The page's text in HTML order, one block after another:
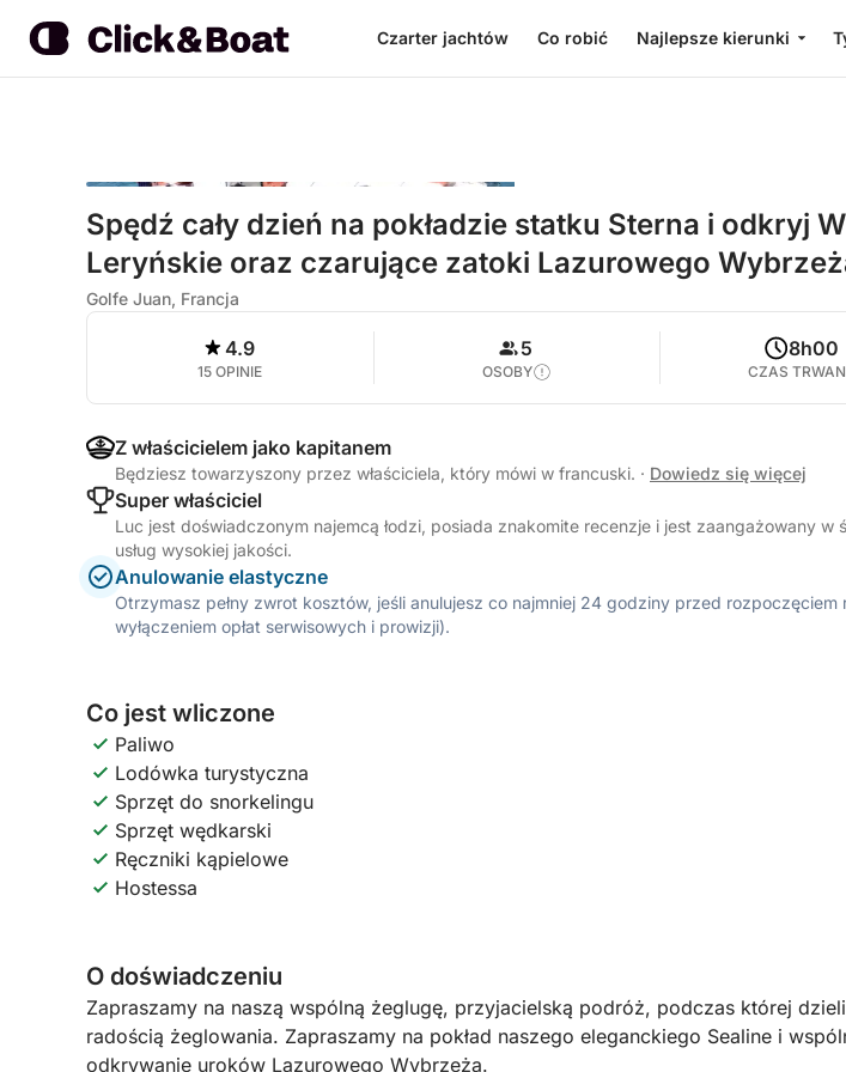
Czarter jachtów Co robić Najlepsze kierunki
Spędź cały dzień na pokładzie statku Sterna i odkryj
Leryńskie oraz czarujące zatoki Lazurowego
Golfe Juan, Francja
4.9
15 OPINIE
5
OSOBY
8h00
CZAS
Z właścicielem jako kapitanem
Będziesz towarzyszony przez właściciela, który mówi w francuski. · Dowiedz się więcej
Super właściciel
Luc jest doświadczonym najemcą łodzi, posiada znakomite recenzje i jest zaangażowany w
usług wysokiej jakości.
Anulowanie elastyczne
Otrzymasz pełny zwrot kosztów, jeśli anulujesz co najmniej 24 godziny przed rozpoczęciem
wyłączeniem opłat serwisowych i prowizji).
Co jest wliczone
Paliwo
Lodówka turystyczna
Sprzęt do snorkelingu
Sprzęt wędkarski
Ręczniki kąpielowe
Hostessa
O doświadczeniu
Zapraszamy na naszą wspólną żeglugę, przyjacielską podróż, podczas której
radością żeglowania. Zapraszamy na pokład naszego eleganckiego Sealine i
odkrywanie uroków Lazurowego Wybrzeża.